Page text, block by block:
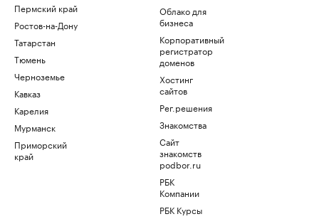
Пермский край
Ростов-на-Дону
Татарстан
Тюмень
Черноземье
Кавказ
Карелия
Мурманск
Приморский
край
Облако для
бизнеса
Корпоративный
регистратор
доменов
Хостинг
сайтов
Рег.решения
Знакомства
Сайт
знакомств
podbor.ru
РБК
Компании
РБК Курсы